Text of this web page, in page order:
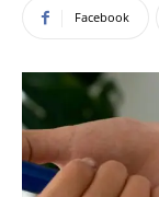
Facebook